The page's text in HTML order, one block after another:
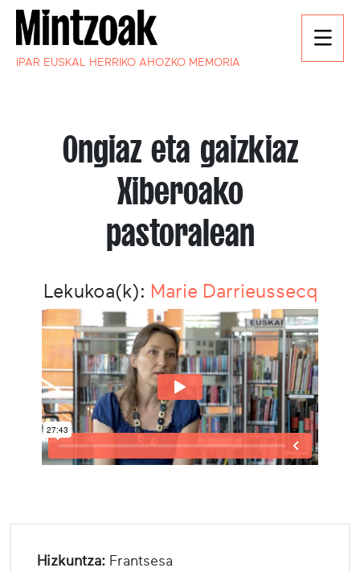
IPAR EUSKAL HERRIKO AHOZKO MEMORIA
Ongiaz eta gaizkiaz
Xiberoako
pastoralean
Lekukoa(k): Marie Darrieussecq
Hizkuntza: Frantsesa